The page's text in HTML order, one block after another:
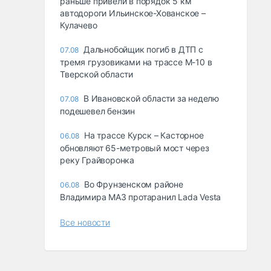
автодороги Ильинское-Хованское –
Кулачево
07.08 Дальнобойщик погиб в ДТП с
тремя грузовиками на трассе М-10 в
Тверской области
07.08 В Ивановской области за неделю
подешевел бензин
06.08 На трассе Курск – Касторное
обновляют 65-метровый мост через
реку Грайворонка
06.08 Во Фрунзенском районе
Владимира МАЗ протаранил Lada Vesta
Все новости